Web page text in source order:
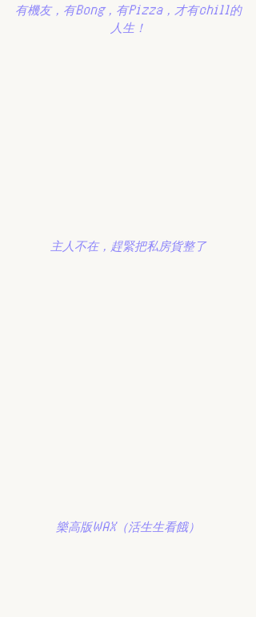
有機友，有Bong，有Pizza，才有chill的
人生！
主人不在，趕緊把私房貨整了
樂高版WAX（活生生看餓）